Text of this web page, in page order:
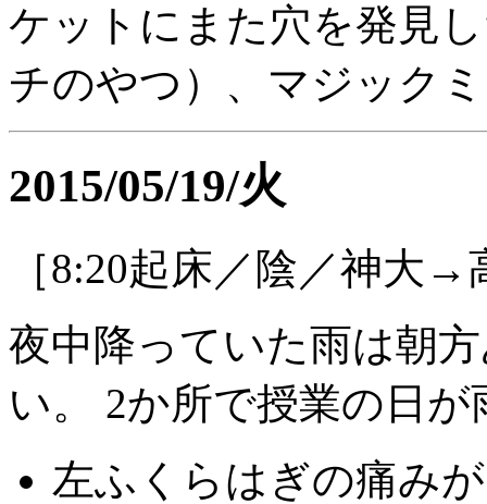
ケットにまた穴を発見
チのやつ）、マジック
2015/05/19/火
［8:20起床／陰／神大→
夜中降っていた雨は朝
い。 2か所で授業の日
左ふくらはぎの痛み